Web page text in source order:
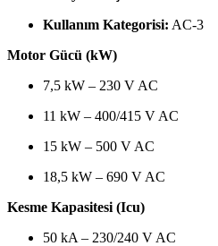
Kullanım Kategorisi: AC-3
Motor Gücü (kW)
7,5 kW – 230 V AC
11 kW – 400/415 V AC
15 kW – 500 V AC
18,5 kW – 690 V AC
Kesme Kapasitesi (Icu)
50 kA – 230/240 V AC